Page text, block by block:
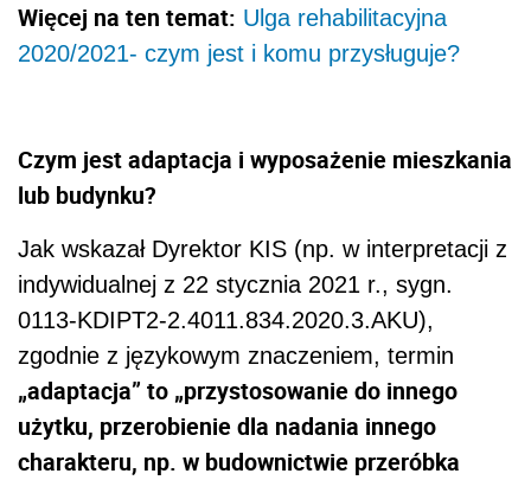
Więcej na ten temat: Ulga rehabilitacyjna
2020/2021- czym jest i komu przysługuje?
Czym jest adaptacja i wyposażenie mieszkania
lub budynku?
Jak wskazał Dyrektor KIS (np. w interpretacji z
indywidualnej z 22 stycznia 2021 r., sygn.
0113-KDIPT2-2.4011.834.2020.3.AKU),
zgodnie z językowym znaczeniem, termin
„adaptacja” to „przystosowanie do innego
użytku, przerobienie dla nadania innego
charakteru, np. w budownictwie przeróbka